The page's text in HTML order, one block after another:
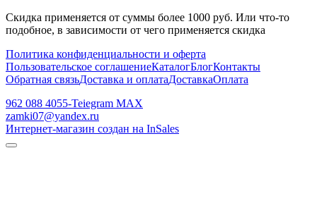
Скидка применяется от суммы более 1000 руб. Или что-то
подобное, в зависимости от чего применяется скидка
Политика конфиденциальности и оферта
Пользовательское соглашениеКаталогБлогКонтакты
Обратная связьДоставка и оплатаДоставкаОплата
962 088 4055-Teiegram МАХ
zamki07@yandex.ru
Интернет-магазин создан на InSales